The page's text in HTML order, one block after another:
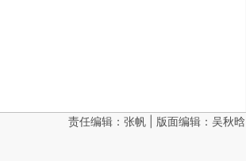
责任编辑：张帆 | 版面编辑：吴秋晗